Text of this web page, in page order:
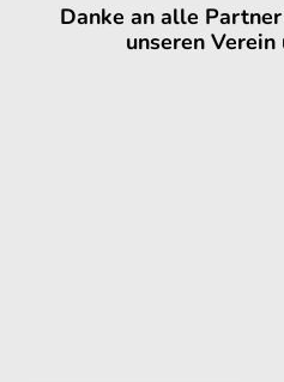
Danke an alle
unseren